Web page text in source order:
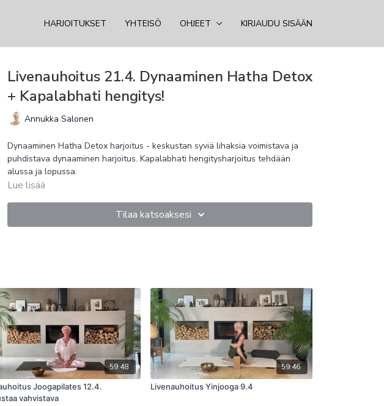
HARJOITUKSET YHTEISÖ OHJEET KIRJAUDU SISÄÄN
Livenauhoitus 21.4. Dynaaminen Hatha Detox
+ Kapalabhati hengitys!
Annukka Salonen
Dynaaminen Hatha Detox harjoitus - keskustan syviä lihaksia voimistava ja
puhdistava dynaaminen harjoitus. Kapalabhati hengitysharjoitus tehdään
alussa ja lopussa.
Lue lisää
Tilaa katsoaksesi
59:48
Joogapilates 12.4.
vahvistava
59:46
Livenauhoitus Yinjooga 9.4